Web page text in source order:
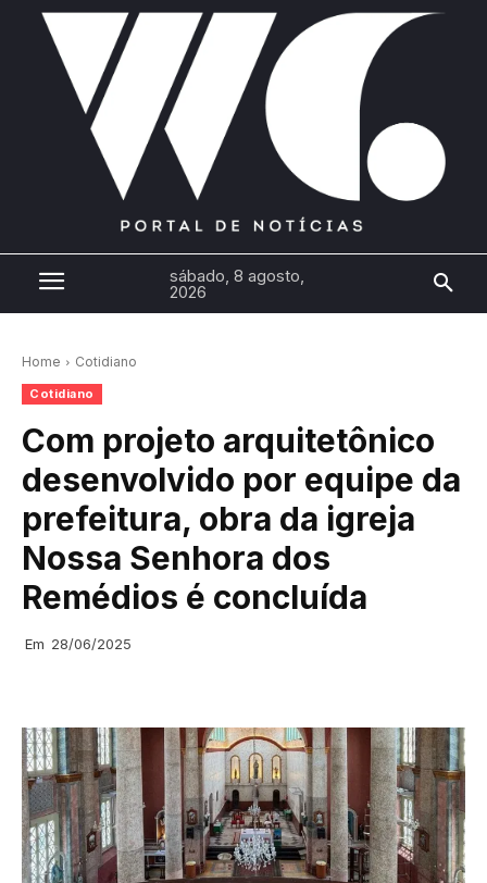
sábado, 8 agosto,
2026
Home Cotidiano
Cotidiano
Com projeto arquitetônico
desenvolvido por equipe da
prefeitura, obra da igreja
Nossa Senhora dos
Remédios é concluída
Em 28/06/2025